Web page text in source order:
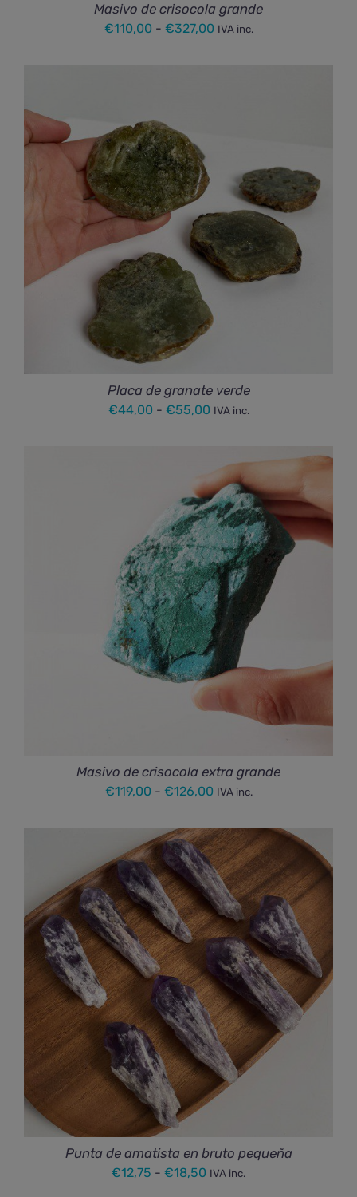
Masivo de crisocola grande
€110,00 - €327,00Rango
IVA inc.
Placa de granate verde
€44,00 - €55,00Rango
desde
€44,00
hasta
€55,00
IVA inc.
Masivo de crisocola extra grande
€119,00 - €126,00Rango
precios:
desde
€119,00
hasta
€126,00
IVA inc.
Punta de amatista en bruto pequeña
€12,75 - €18,50 Rango
IVA inc.